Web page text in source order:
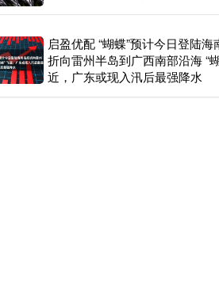
启盈优配 “蝴蝶”预计今日登陆海
折向雷州半岛到广西南部沿海 “
近，广东或现入汛后最强降水